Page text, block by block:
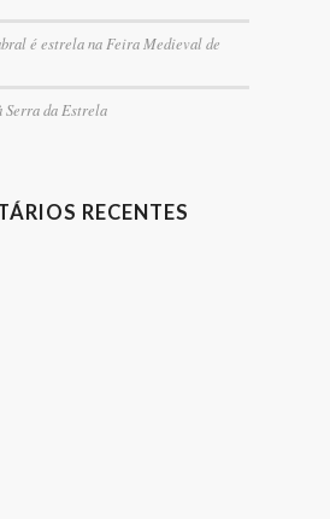
é estrela na Feira Medieval de
Serra da Estrela
RECENTES